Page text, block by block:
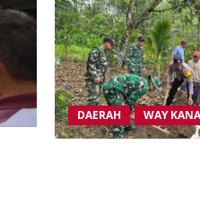
DAERAH WAY